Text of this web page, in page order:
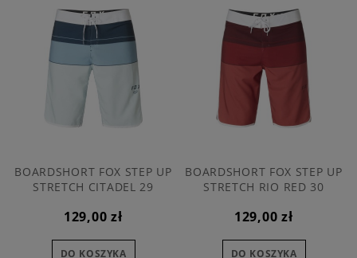
BOARDSHORT FOX STEP UP
STRETCH CITADEL 29
129,00 zł
DO KOSZYKA
BOARDSHORT FOX STEP UP
STRETCH RIO RED 30
129,00 zł
DO KOSZYKA